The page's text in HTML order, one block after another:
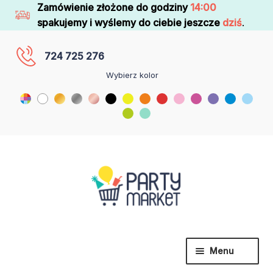
Zamówienie złożone do godziny 14:00
spakujemy i wyślemy do ciebie jeszcze dziś.
724 725 276
Wybierz kolor
Menu